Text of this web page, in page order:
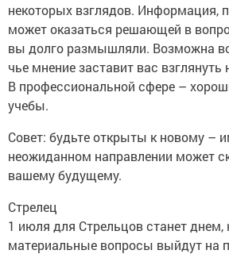
некоторых взглядов. Информация,
может оказаться решающей в
вы долго размышляли. Возможна
чье мнение заставит вас
В профессиональной сфере –
учебы.
Совет: будьте открыты к новому –
неожиданном направлении может
вашему будущему.
Стрелец
1 июля для Стрельцов станет днем,
материальные вопросы выйдут на